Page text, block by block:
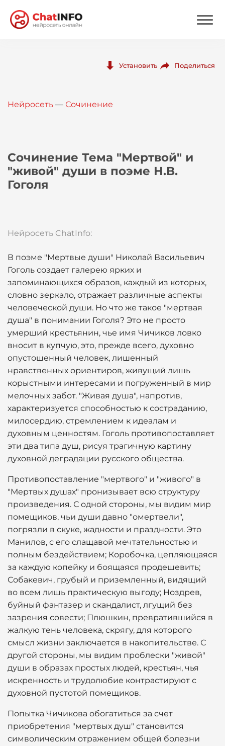
Вход
Установить Поделиться
Нейросеть — Сочинение
Сочинение Тема "Мертвой" и
"живой" души в поэме Н.В.
Гоголя
Нейросеть ChatInfo:
В поэме "Мертвые души" Николай Васильевич
Гоголь создает галерею ярких и
запоминающихся образов, каждый из которых,
словно зеркало, отражает различные аспекты
человеческой души. Но что же такое "мертвая
душа" в понимании Гоголя? Это не просто
умерший крестьянин, чье имя Чичиков ловко
вносит в купчую, это, прежде всего, духовно
опустошенный человек, лишенный
нравственных ориентиров, живущий лишь
корыстными интересами и погруженный в мир
мелочных забот. "Живая душа", напротив,
характеризуется способностью к состраданию,
милосердию, стремлением к идеалам и
духовным ценностям. Гоголь противопоставляет
эти два типа душ, рисуя трагичную картину
духовной деградации русского общества.
Противопоставление "мертвого" и "живого" в
"Мертвых душах" пронизывает всю структуру
произведения. С одной стороны, мы видим мир
помещиков, чьи души давно "омертвели",
погрязли в скуке, жадности и праздности. Это
Манилов, с его слащавой мечтательностью и
полным бездействием; Коробочка, цепляющаяся
за каждую копейку и боящаяся продешевить;
Собакевич, грубый и приземленный, видящий
во всем лишь практическую выгоду; Ноздрев,
буйный фантазер и скандалист, лгущий без
зазрения совести; Плюшкин, превратившийся в
жалкую тень человека, скрягу, для которого
смысл жизни заключается в накопительстве. С
другой стороны, мы видим проблески "живой"
души в образах простых людей, крестьян, чья
искренность и трудолюбие контрастируют с
духовной пустотой помещиков.
Попытка Чичикова обогатиться за счет
приобретения "мертвых душ" становится
символическим отражением общей болезни